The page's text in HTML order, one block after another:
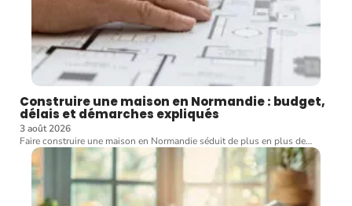
Construire une maison en Normandie : budget,
délais et démarches expliqués
3 août 2026
Faire construire une maison en Normandie séduit de plus en plus de…